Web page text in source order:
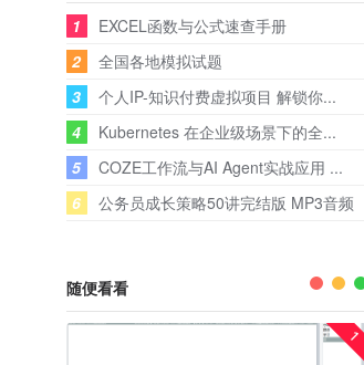
1
EXCEL函数与公式速查手册
2
全国各地模拟试题
3
个人IP-知识付费虚拟项目 解锁你...
4
Kubernetes 在企业级场景下的全...
5
COZE工作流与AI Agent实战应用 ...
6
公务员成长策略50讲完结版 MP3音频
随便看看
1